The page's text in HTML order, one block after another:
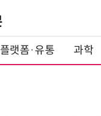
플랫폼·유통 과학